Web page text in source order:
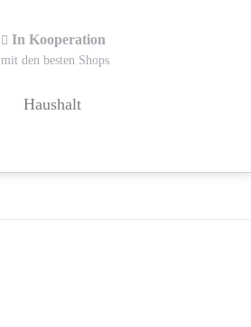
In Kooperation
mit den besten Shops
Haushalt